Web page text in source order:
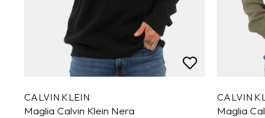
CALVIN KLEIN
Maglia Calvin Klein Nera
CALVIN
Maglia